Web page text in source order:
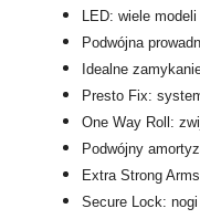
LED: wiele
Podwójna
Idealne
Presto Fix:
One Way Roll:
Podwójny
Extra Strong
Secure Lock: